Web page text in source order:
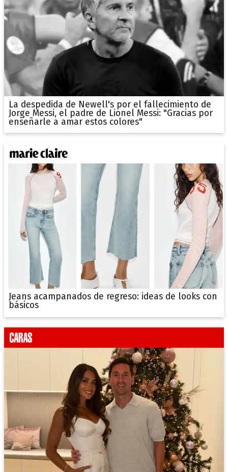
La despedida de Newell's por el fallecimiento de
Jorge Messi, el padre de Lionel Messi: "Gracias por
enseñarle a amar estos colores"
Jeans acampanados de regreso: ideas de looks con
básicos